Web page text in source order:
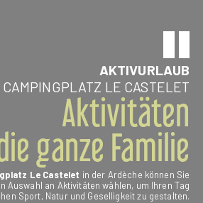
AKTIVURLAUB
CAMPINGPLATZ LE CASTELET
Aktivitäten
ganze Familie
Le Castelet in der Ardèche können Sie
Auswahl an Aktivitäten wählen, um Ihren Tag
Sport, Natur und Geselligkeit zu gestalten.